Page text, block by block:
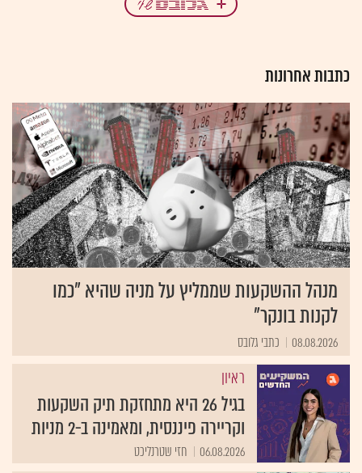
כתבות אחרונות
מנהל ההשקעות שממליץ על מניה שהיא "כמו
לקנות בונקר"
08.08.2026 כתבי גלובס
ראיון
בגיל 26 היא מתחזקת תיק השקעות
וקריירה פיננסית, ומאמינה ב-2 מניות
06.08.2026 חזי שטרנליכט